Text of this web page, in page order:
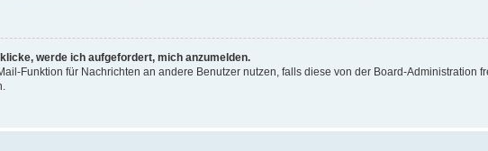
werde ich aufgefordert, mich anzumelden.
Funktion für Nachrichten an andere Benutzer nutzen, falls diese von der Board-Administration